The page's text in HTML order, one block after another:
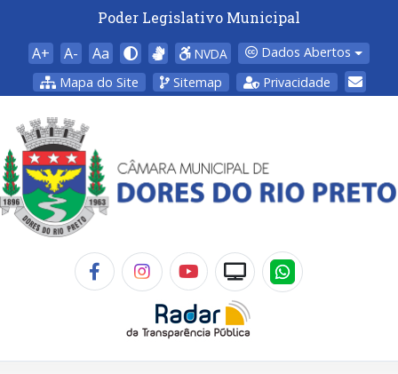
Poder Legislativo Municipal
A+ A- Aa NVDA
Dados Abertos
Mapa do Site
Sitemap Privacidade